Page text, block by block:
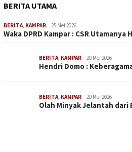
BERITA UTAMA
BERITA, KAMPAR 25 Mei 2026
Waka DPRD Kampar : CSR Utamanya
BERITA, KAMPAR 20 Mei 2026
Hendri Domo :
BERITA, KAMPAR 20 Mei 2026
Olah Minyak Jelantah